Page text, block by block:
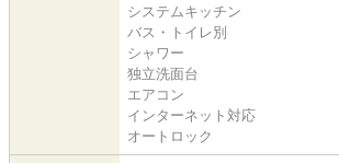
システムキッチン
バス・トイレ別
シャワー
独立洗面台
エアコン
インターネット対応
オートロック